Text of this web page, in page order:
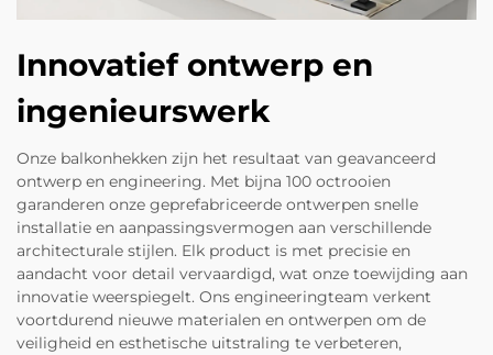
Innovatief ontwerp en
ingenieurswerk
Onze balkonhekken zijn het resultaat van geavanceerd
ontwerp en engineering. Met bijna 100 octrooien
garanderen onze geprefabriceerde ontwerpen snelle
installatie en aanpassingsvermogen aan verschillende
architecturale stijlen. Elk product is met precisie en
aandacht voor detail vervaardigd, wat onze toewijding aan
innovatie weerspiegelt. Ons engineeringteam verkent
voortdurend nieuwe materialen en ontwerpen om de
veiligheid en esthetische uitstraling te verbeteren,